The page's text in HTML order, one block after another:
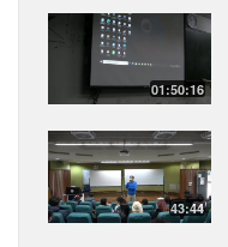
01:50:16
43:44